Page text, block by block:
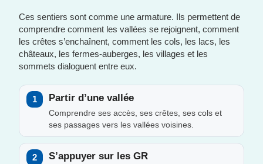
Ces sentiers sont comme une armature. Ils permettent de
comprendre comment les vallées se rejoignent, comment
les crêtes s’enchaînent, comment les cols, les lacs, les
châteaux, les fermes-auberges, les villages et les
sommets dialoguent entre eux.
1 Partir d’une vallée
Comprendre ses accès, ses crêtes, ses cols et
ses passages vers les vallées voisines.
2 S’appuyer sur les GR